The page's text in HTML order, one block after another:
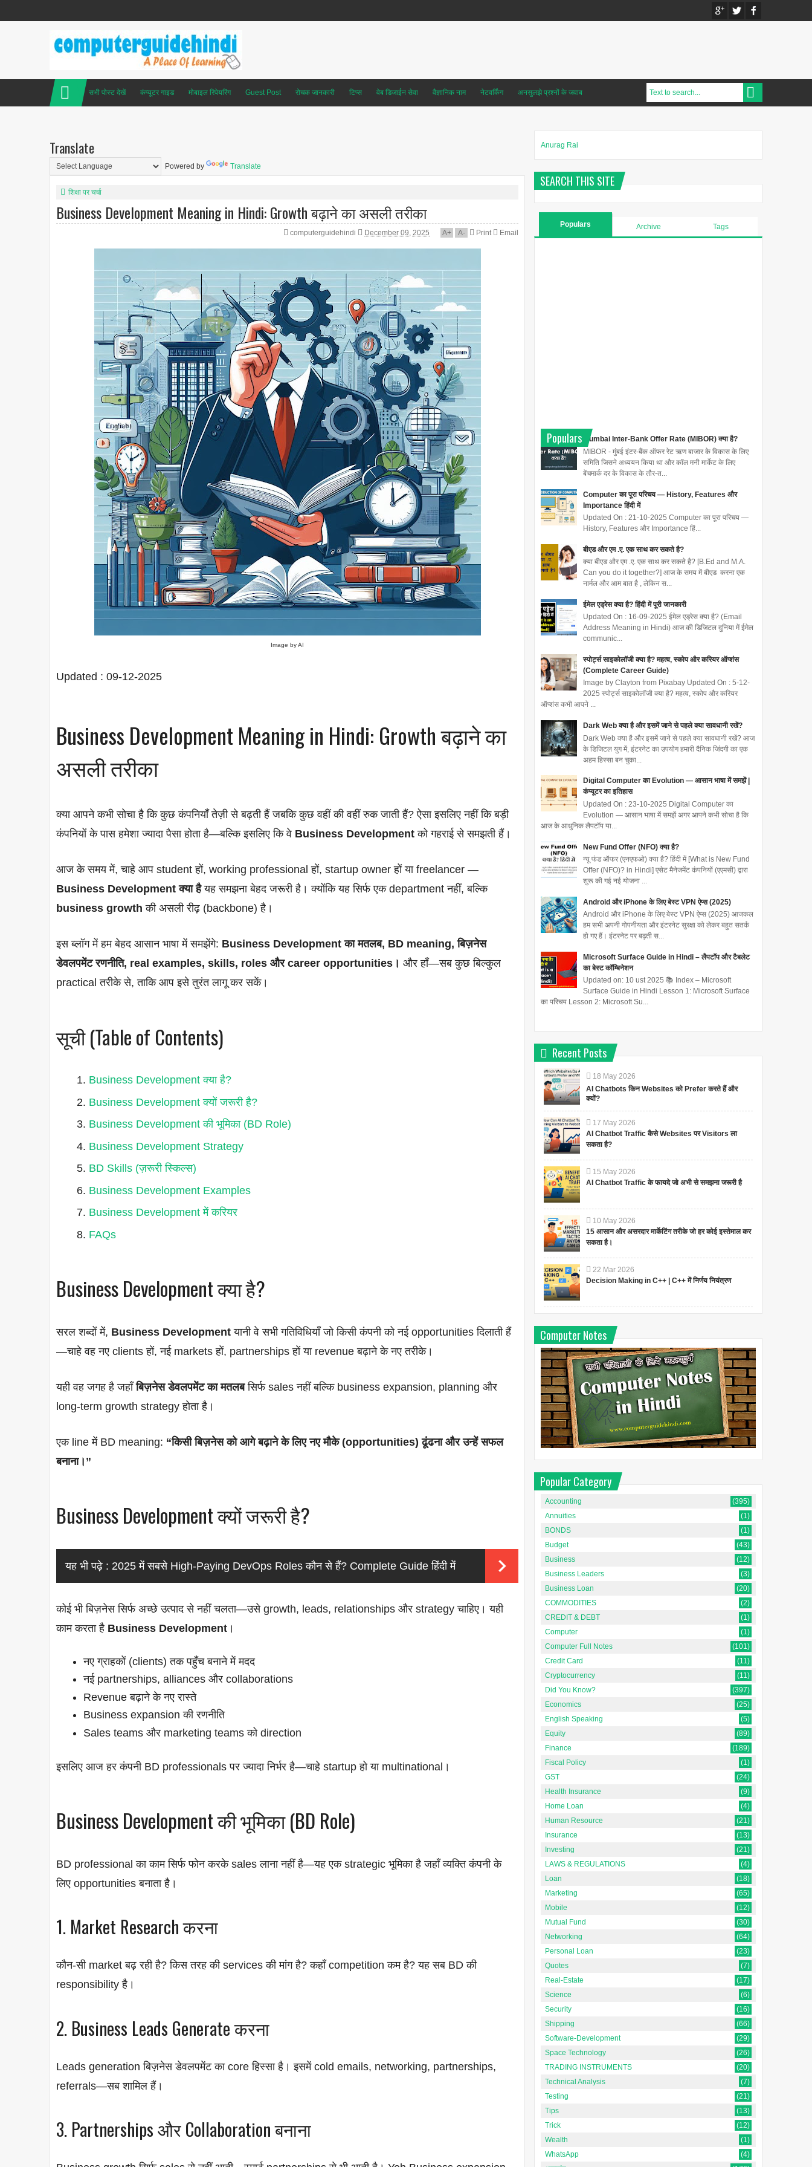
सभी पोस्ट देखें कंप्यूटर गाइड मोबाइल रिपेयरिंग Guest Post रोचक जानकारी टिप्स वेब डिजाईन सेवा वैज्ञानिक नाम नेटवर्किंग अनसुलझे प्रश्नों के जवाब
Translate
Powered by Translate
शिक्षा पर चर्चा
Business Development Meaning in Hindi: Growth बढ़ाने का असली तरीका
computerguidehindi December 09, 2025 A+ A- Print Email
Image by AI
Updated : 09-12-2025
Business Development Meaning in Hindi: Growth बढ़ाने का
असली तरीका
क्या आपने कभी सोचा है कि कुछ कंपनियाँ तेज़ी से बढ़ती हैं जबकि कुछ वहीं की वहीं रुक जाती हैं? ऐसा इसलिए नहीं कि बड़ी
कंपनियों के पास हमेशा ज्यादा पैसा होता है—बल्कि इसलिए कि वे Business Development को गहराई से समझती हैं।
आज के समय में, चाहे आप student हों, working professional हों, startup owner हों या freelancer —
Business Development क्या हैयह समझना बेहद जरूरी है। क्योंकि यह सिर्फ एक department नहीं, बल्कि
business growth की असली रीढ़ (backbone) है।
इस ब्लॉग में हम बेहद आसान भाषा में समझेंगे: Business Development का मतलब, BD meaning, बिज़नेस
डेवलपमेंट रणनीति, real examples, skills, roles और career opportunities। और हाँ—सब कुछ बिल्कुल
practical तरीके से, ताकि आप इसे तुरंत लागू कर सकें।
सूची (Table of Contents)
Business Development क्या है?
Business Development क्यों जरूरी है?
Business Development की भूमिका (BD Role)
Business Development Strategy
BD Skills (ज़रूरी स्किल्स)
Business Development Examples
Business Development में करियर
FAQs
Business Development क्या है?
सरल शब्दों में, Business Development यानी वे सभी गतिविधियाँ जो किसी कंपनी को नई opportunities दिलाती हैं
—चाहे वह नए clients हों, नई markets हों, partnerships हों या revenue बढ़ाने के नए तरीके।
यही वह जगह है जहाँबिज़नेस डेवलपमेंट का मतलबसिर्फ sales नहीं बल्कि business expansion, planning और
long-term growth strategy होता है।
एक line में BD meaning: “किसी बिज़नेस को आगे बढ़ाने के लिए नए मौके (opportunities) ढूंढना और उन्हें सफल
बनाना।”
Business Development क्यों जरूरी है?
यह भी पढ़े : 2025 में सबसे High‑Paying DevOps Roles कौन से हैं? Complete Guide हिंदी में
कोई भी बिज़नेस सिर्फ अच्छे उत्पाद से नहीं चलता—उसे growth, leads, relationships और strategy चाहिए। यही
काम करता है Business Development ।
नए ग्राहकों (clients) तक पहुँच बनाने में मदद
नई partnerships, alliances और collaborations
Revenue बढ़ाने के नए रास्ते
Business expansion की रणनीति
Sales teams और marketing teams को direction
इसलिए आज हर कंपनी BD professionals पर ज्यादा निर्भर है—चाहे startup हो या multinational।
Business Development की भूमिका (BD Role)
BD professional का काम सिर्फ फोन करके sales लाना नहीं है—यह एक strategic भूमिका है जहाँ व्यक्ति कंपनी के
लिए opportunities बनाता है।
1. Market Research करना
कौन-सी market बढ़ रही है? किस तरह की services की मांग है? कहाँ competition कम है? यह सब BD की
responsibility है।
2. Business Leads Generate करना
Leads generation बिज़नेस डेवलपमेंट का core हिस्सा है। इसमें cold emails, networking, partnerships,
referrals—सब शामिल हैं।
3. Partnerships और Collaboration बनाना
Anurag Rai
SEARCH THIS SITE
Populars Archive Tags
Populars
Mumbai Inter-Bank Offer Rate (MIBOR) क्या है?
MIBOR - मुंबई इंटर-बैंक ऑफर रेट ऋण बाजार के विकास के लिए
समिति जिसने अध्ययन किया था और कॉल मनी मार्केट के लिए
बेंचमार्क दर के विकास के तौर-त...
Computer का पूरा परिचय — History, Features और
Importance हिंदी में
Updated On : 21-10-2025 Computer का पूरा परिचय —
History, Features और Importance हिं...
बीएड और एम .ए. एक साथ कर सकते है?
क्या बीएड और एम .ए. एक साथ कर सकते है? [B.Ed and M.A.
Can you do it together?] आज के समय में बीएड करना एक
नार्मल और आम बात है , लेकिन स...
ईमेल एड्रेस क्या है? हिंदी में पूरी जानकारी
Updated On : 16-09-2025 ईमेल एड्रेस क्या है? (Email
Address Meaning in Hindi) आज की डिजिटल दुनिया में ईमेल
communic...
स्पोर्ट्स साइकोलॉजी क्या है? महत्व, स्कोप और करियर ऑप्शंस
(Complete Career Guide)
Image by Clayton from Pixabay Updated On : 5-12-
2025 स्पोर्ट्स साइकोलॉजी क्या है? महत्व, स्कोप और करियर
ऑप्शंस कभी आपने ...
Dark Web क्या है और इसमें जाने से पहले क्या सावधानी रखें?
Dark Web क्या है और इसमें जाने से पहले क्या सावधानी रखें? आज
के डिजिटल युग में, इंटरनेट का उपयोग हमारी दैनिक जिंदगी का एक
अहम हिस्सा बन चुका...
Digital Computer का Evolution — आसान भाषा में समझें |
कंप्यूटर का इतिहास
Updated On : 23-10-2025 Digital Computer का
Evolution — आसान भाषा में समझें अगर आपने कभी सोचा है कि
आज के आधुनिक लैपटॉप या...
New Fund Offer (NFO) क्या है?
न्यू फंड ऑफर (एनएफओ) क्या है? हिंदी में [What is New Fund
Offer (NFO)? in Hindi] एसेट मैनेजमेंट कंपनियों (एएमसी) द्वारा
शुरू की गई नई योजना ...
Android और iPhone के लिए बेस्ट VPN ऐप्स (2025)
Android और iPhone के लिए बेस्ट VPN ऐप्स (2025) आजकल
हम सभी अपनी गोपनीयता और इंटरनेट सुरक्षा को लेकर बहुत सतर्क
हो गए हैं। इंटरनेट पर बढ़ती स...
Microsoft Surface Guide in Hindi – लैपटॉप और टैबलेट
का बेस्ट कॉम्बिनेशन
Updated on: 10 ust 2025 📚 Index – Microsoft
Surface Guide in Hindi Lesson 1: Microsoft Surface
का परिचय Lesson 2: Microsoft Su...
Recent Posts
18 May 2026
AI Chatbots किन Websites को Prefer करते हैं और
क्यों?
17 May 2026
AI Chatbot Traffic कैसे Websites पर Visitors ला
सकता है?
15 May 2026
AI Chatbot Traffic के फायदे जो अभी से समझना जरूरी है
10 May 2026
15 आसान और असरदार मार्केटिंग तरीके जो हर कोई इस्तेमाल कर
सकता है।
22 Mar 2026
Decision Making in C++ | C++ में निर्णय नियंत्रण
Computer Notes
Popular Category
Accounting
(395)
Annuities
(1)
BONDS
(1)
Budget
(43)
Business
(12)
Business Leaders
(3)
Business Loan
(20)
COMMODITIES
(2)
CREDIT & DEBT
(1)
Computer
(1)
Computer Full Notes
(101)
Credit Card
(11)
Cryptocurrency
(11)
Did You Know?
(397)
Economics
(25)
English Speaking
(5)
Equity
(89)
Finance
(189)
Fiscal Policy
(1)
GST
(24)
Health Insurance
(9)
Home Loan
(4)
Human Resource
(21)
Insurance
(13)
Investing
(21)
LAWS & REGULATIONS
(4)
Loan
(18)
Marketing
(65)
Mobile
(12)
Mutual Fund
(30)
Networking
(64)
Personal Loan
(23)
Quotes
(7)
Real-Estate
(17)
Science
(6)
Security
(16)
Shipping
(66)
Software-Development
(29)
Space Technology
(26)
TRADING INSTRUMENTS
(20)
Technical Analysis
(7)
Testing
(21)
Tips
(13)
Trick
(12)
Wealth
(1)
WhatsApp
(4)